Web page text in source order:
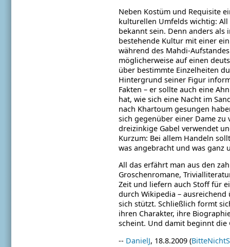
Neben Kostüm und Requisite
kulturellen Umfelds wichtig:
bekannt sein. Denn anders als
bestehende Kultur mit einer
während des Mahdi-
möglicherweise auf einen
über bestimmte Einzelheiten
Hintergrund seiner Figur
Fakten – er sollte auch eine
hat, wie sich eine Nacht im
nach Khartoum gesungen
sich gegenüber einer Dame
dreizinkige Gabel verwendet
Kurzum: Bei allem Handeln
was angebracht und was ganz
All das erfährt man aus den
Groschenromane,
Zeit und liefern auch Stoff für
durch Wikipedia – ausreichend
sich stützt. Schließlich formt
ihren Charakter, ihre
scheint. Und damit beginnt die
-- DanielJ, 18.8.2009 (